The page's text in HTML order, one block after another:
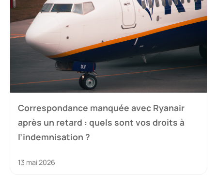
Correspondance manquée avec Ryanair
après un retard : quels sont vos droits à
l’indemnisation ?
13 mai 2026